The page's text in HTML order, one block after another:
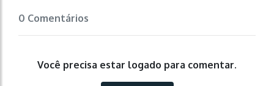
0 Comentários
Você precisa estar logado para comentar.